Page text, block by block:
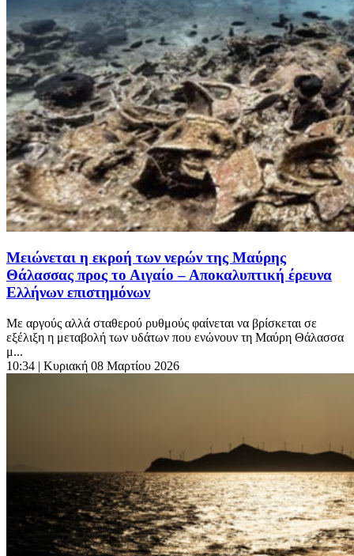
Μειώνεται η εκροή των νερών της Μαύρης
Θάλασσας προς το Αιγαίο – Αποκαλυπτική έρευνα
Ελλήνων επιστημόνων
Με αργούς αλλά σταθερού ρυθμούς φαίνεται να βρίσκεται σε
εξέλιξη η μεταβολή των υδάτων που ενώνουν τη Μαύρη Θάλασσα
μ...
10:34 | Κυριακή 08 Μαρτίου 2026